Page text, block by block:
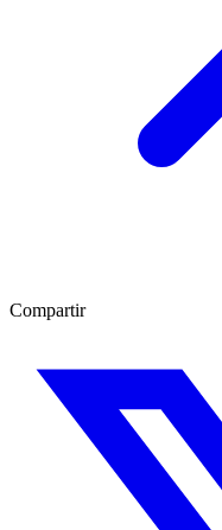
Compartir